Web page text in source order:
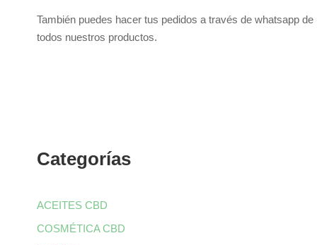
También puedes hacer tus pedidos a través de whatsapp de
todos nuestros productos.
Categorías
ACEITES CBD
COSMÉTICA CBD